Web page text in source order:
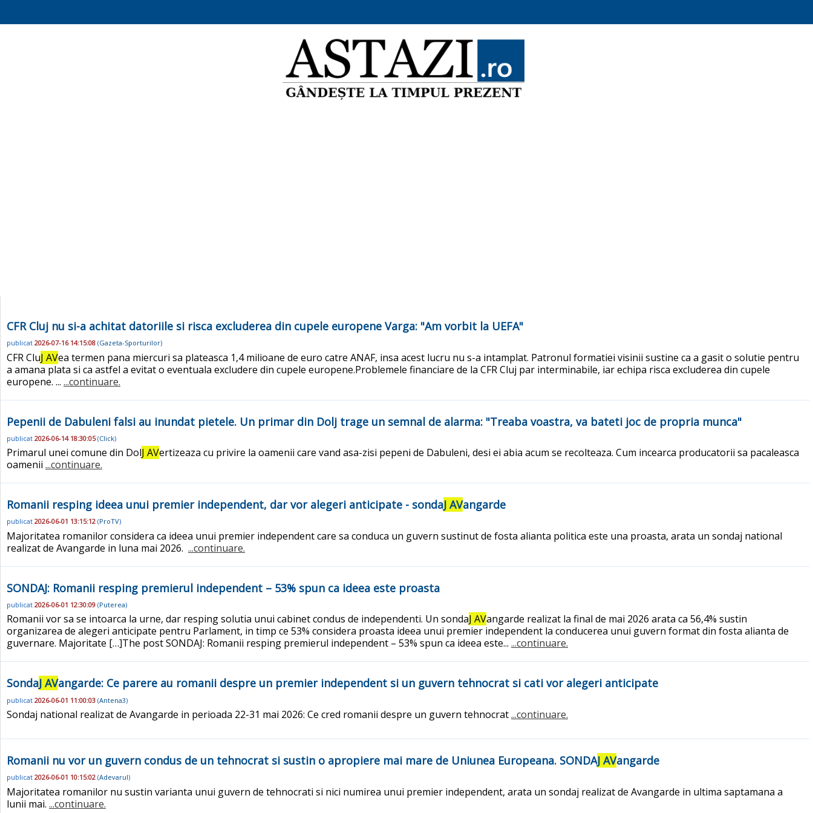
CFR Cluj nu si-a achitat datoriile si risca excluderea din cupele europene Varga: "Am vorbit la UEFA"
publicat 2026-07-16 14:15:08 (Gazeta-Sporturilor)
CFR CluJ AVea termen pana miercuri sa plateasca 1,4 milioane de euro catre ANAF, insa acest lucru nu s-a intamplat. Patronul formatiei visinii sustine ca a gasit o solutie pentru
a amana plata si ca astfel a evitat o eventuala excludere din cupele europene.Problemele financiare de la CFR Cluj par interminabile, iar echipa risca excluderea din cupele
europene. ... ...continuare.
Pepenii de Dabuleni falsi au inundat pietele. Un primar din Dolj trage un semnal de alarma: "Treaba voastra, va bateti joc de propria munca"
publicat 2026-06-14 18:30:05(Click)
Primarul unei comune din DolJ AVertizeaza cu privire la oamenii care vand asa-zisi pepeni de Dabuleni, desi ei abia acum se recolteaza. Cum incearca producatorii sa pacaleasca
oamenii ...continuare.
Romanii resping ideea unui premier independent, dar vor alegeri anticipate - sondaJ AVangarde
publicat 2026-06-01 13:15:12 (ProTV)
Majoritatea romanilor considera ca ideea unui premier independent care sa conduca un guvern sustinut de fosta alianta politica este una proasta, arata un sondaj national
realizat de Avangarde in luna mai 2026. ...continuare.
SONDAJ: Romanii resping premierul independent – 53% spun ca ideea este proasta
publicat 2026-06-01 12:30:09 (Puterea)
Romanii vor sa se intoarca la urne, dar resping solutia unui cabinet condus de independenti. Un sondaJ AVangarde realizat la final de mai 2026 arata ca 56,4% sustin
organizarea de alegeri anticipate pentru Parlament, in timp ce 53% considera proasta ideea unui premier independent la conducerea unui guvern format din fosta alianta de
guvernare. Majoritate […]The post SONDAJ: Romanii resping premierul independent – 53% spun ca ideea este... ...continuare.
SondaJ AVangarde: Ce parere au romanii despre un premier independent si un guvern tehnocrat si cati vor alegeri anticipate
publicat 2026-06-01 11:00:03 (Antena3)
Sondaj national realizat de Avangarde in perioada 22-31 mai 2026: Ce cred romanii despre un guvern tehnocrat...continuare.
Romanii nu vor un guvern condus de un tehnocrat si sustin o apropiere mai mare de Uniunea Europeana. SONDAJ AVangarde
publicat 2026-06-01 10:15:02 (Adevarul)
Majoritatea romanilor nu sustin varianta unui guvern de tehnocrati si nici numirea unui premier independent, arata un sondaj realizat de Avangarde in ultima saptamana a
lunii mai. ...continuare.